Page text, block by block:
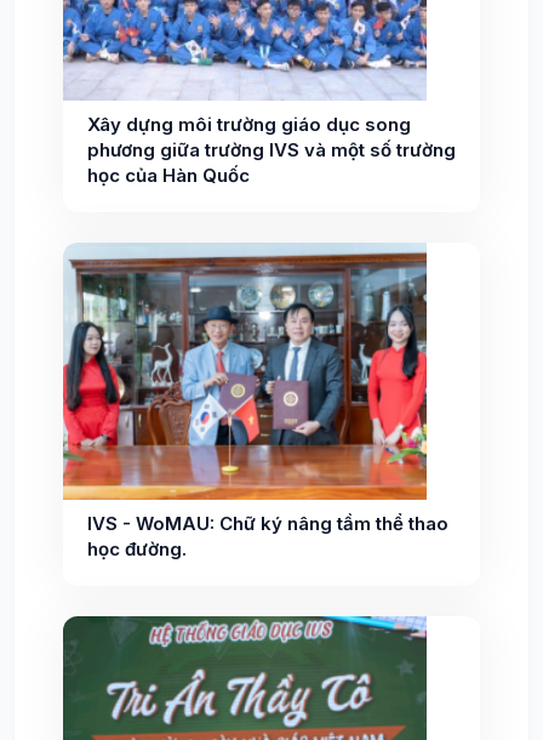
Xây dựng môi trường giáo dục song
phương giữa trường IVS và một số trường
học của Hàn Quốc
IVS - WoMAU: Chữ ký nâng tầm thể thao
học đường.